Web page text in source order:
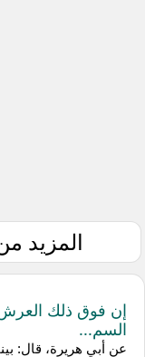
المزيد
إن فوق ذلك العرش
السم...
عن أبي هريرة، قال: